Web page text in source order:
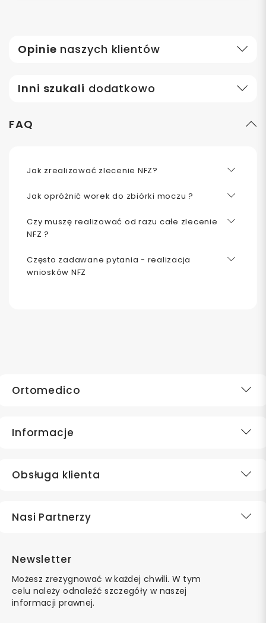
Opinie naszych klientów
Inni szukali dodatkowo
FAQ
Jak zrealizować zlecenie NFZ?
Jak opróżnić worek do zbiórki moczu ?
Czy muszę realizować od razu całe zlecenie
NFZ ?
Często zadawane pytania - realizacja
wniosków NFZ
Ortomedico
Informacje
Obsługa klienta
Nasi Partnerzy
Newsletter
Możesz zrezygnować w każdej chwili. W tym
celu należy odnaleźć szczegóły w naszej
informacji prawnej.